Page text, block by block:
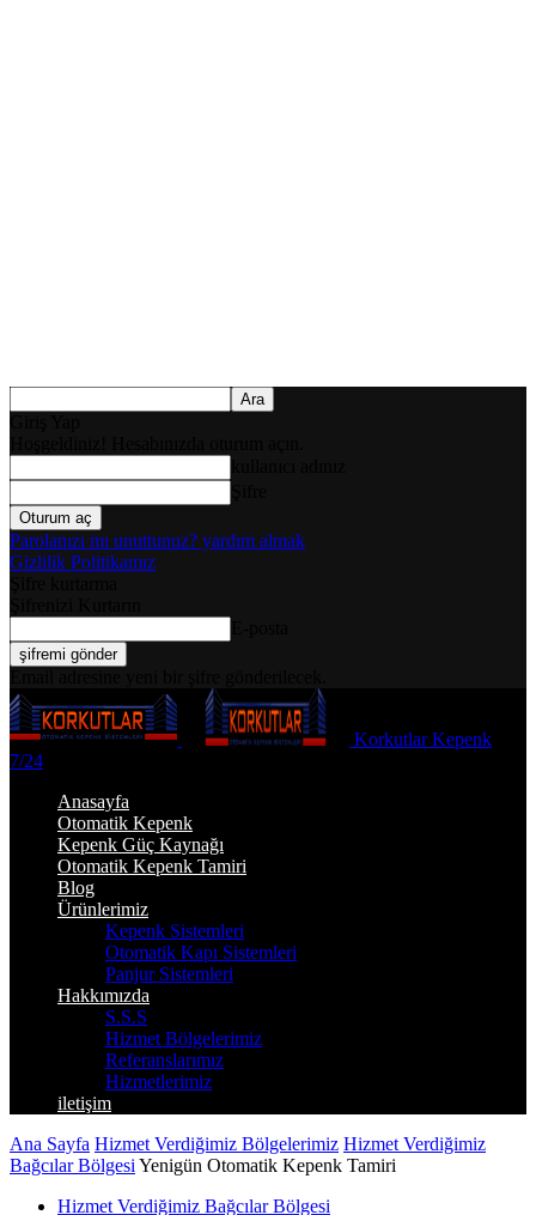
Parolanızı mı unuttunuz? yardım almak
Gizlilik Politikamız
Korkutlar Kepenk
7/24
Anasayfa
Otomatik Kepenk
Kepenk Güç Kaynağı
Otomatik Kepenk Tamiri
Blog
Ürünlerimiz
Kepenk Sistemleri
Otomatik Kapı Sistemleri
Panjur Sistemleri
Hakkımızda
S.S.S
Hizmet Bölgelerimiz
Referanslarımız
Hizmetlerimiz
iletişim
Ana Sayfa Hizmet Verdiğimiz Bölgelerimiz Hizmet Verdiğimiz
Bağcılar Bölgesi Yenigün Otomatik Kepenk Tamiri
Hizmet Verdiğimiz Bağcılar Bölgesi